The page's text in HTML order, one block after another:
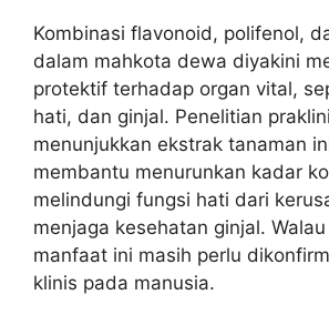
Kombinasi flavonoid, polifenol,
dalam mahkota dewa diyakini
protektif terhadap organ vital,
hati, dan ginjal. Penelitian
menunjukkan ekstrak tanaman
membantu menurunkan kadar
melindungi fungsi hati dari
menjaga kesehatan ginjal.
manfaat ini masih perlu
klinis pada manusia.